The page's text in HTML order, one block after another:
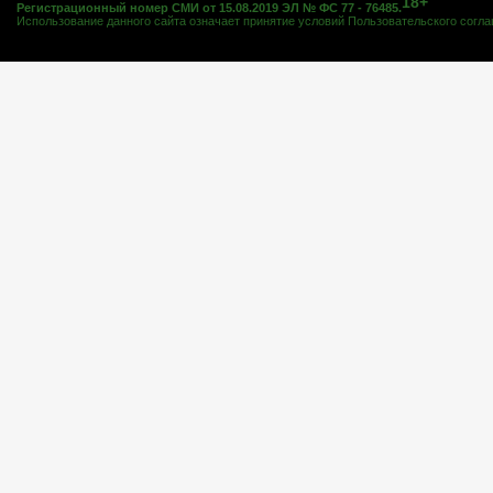
Регистрационный номер СМИ от 15.08.2019 ЭЛ № ФС 77 - 76485.
Использование данного сайта означает принятие условий Пользовательского